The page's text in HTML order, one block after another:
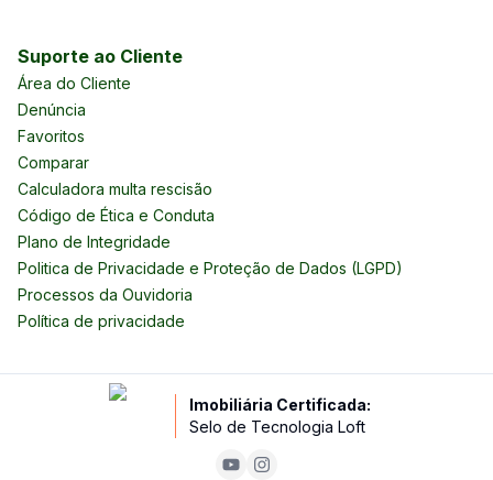
Suporte ao Cliente
Área do Cliente
Denúncia
Favoritos
Comparar
Calculadora multa rescisão
Código de Ética e Conduta
Plano de Integridade
Politica de Privacidade e Proteção de Dados (LGPD)
Processos da Ouvidoria
Política de privacidade
Imobiliária Certificada:
Selo de Tecnologia Loft